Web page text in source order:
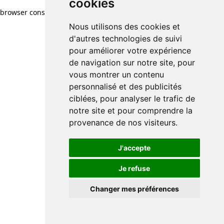
cookies
Nous utilisons des cookies et
d'autres technologies de suivi
pour améliorer votre expérience
de navigation sur notre site, pour
vous montrer un contenu
personnalisé et des publicités
ciblées, pour analyser le trafic de
notre site et pour comprendre la
provenance de nos visiteurs.
J'accepte
Je refuse
Changer mes préférences
browser console for more information)